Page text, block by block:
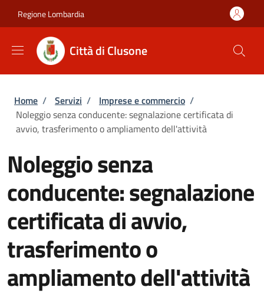
Regione Lombardia
Città di Clusone
Briciole di pane
Home / Servizi / Imprese e commercio /
Noleggio senza conducente: segnalazione certificata di
avvio, trasferimento o ampliamento dell'attività
Noleggio senza
conducente: segnalazione
certificata di avvio,
trasferimento o
ampliamento dell'attività